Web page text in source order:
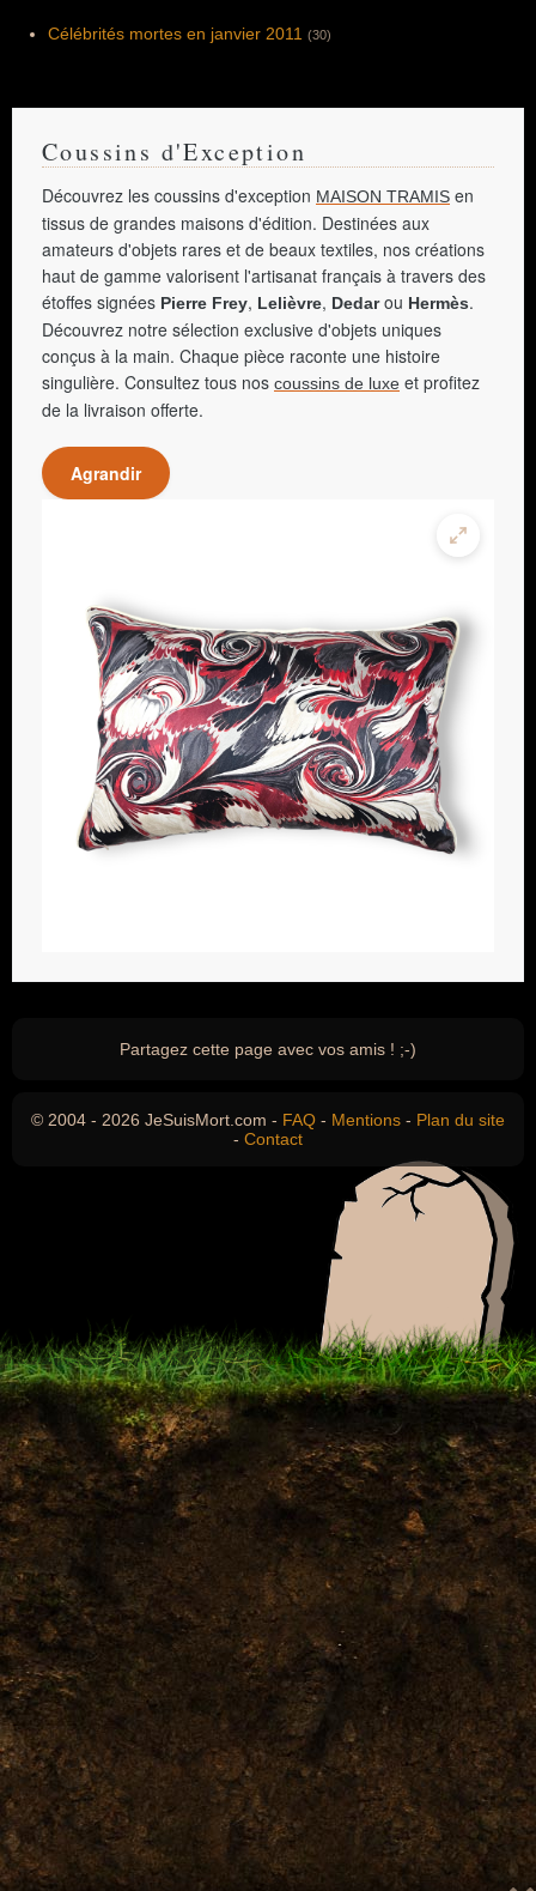
Célébrités mortes en janvier 2011 (30)
Coussins d'Exception
Découvrez les coussins d'exception MAISON TRAMIS en
tissus de grandes maisons d'édition. Destinées aux
amateurs d'objets rares et de beaux textiles, nos créations
haut de gamme valorisent l'artisanat français à travers des
étoffes signées Pierre Frey, Lelièvre, Dedarou Hermès.
Découvrez notre sélection exclusive d'objets uniques
conçus à la main. Chaque pièce raconte une histoire
singulière. Consultez tous nos coussins de luxe et profitez
de la livraison offerte.
Agrandir
Partagez cette page avec vos amis ! ;-)
© 2004 - 2026 JeSuisMort.com - FAQ - Mentions - Plan du site
- Contact